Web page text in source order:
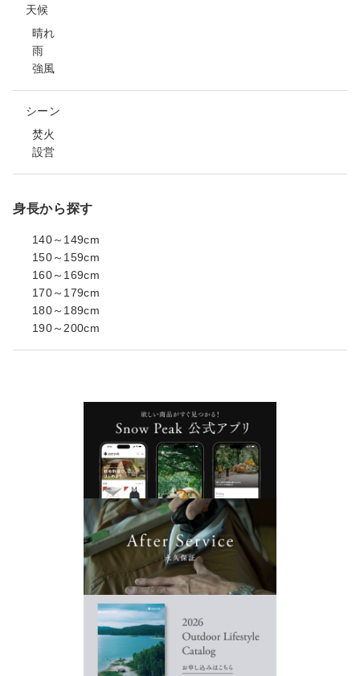
天候
晴れ
雨
強風
シーン
焚火
設営
身長から探す
140～149cm
150～159cm
160～169cm
170～179cm
180～189cm
190～200cm